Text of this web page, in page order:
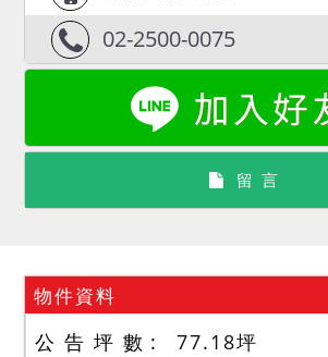
02-2500-0075
留 言
物件資料
公 告 坪 數 77.18坪